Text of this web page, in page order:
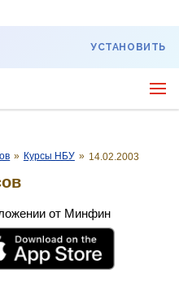
УСТАНОВИТЬ
» Курсы НБУ » 14.02.2003
от Минфин